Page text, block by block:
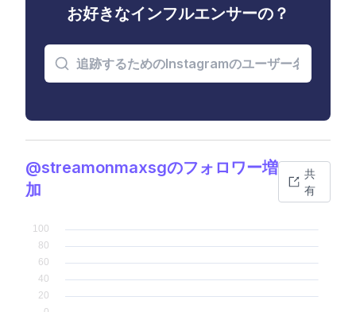
お好きなインフルエンサーの？
@streamonmaxsgのフォロワー増
加
共
有